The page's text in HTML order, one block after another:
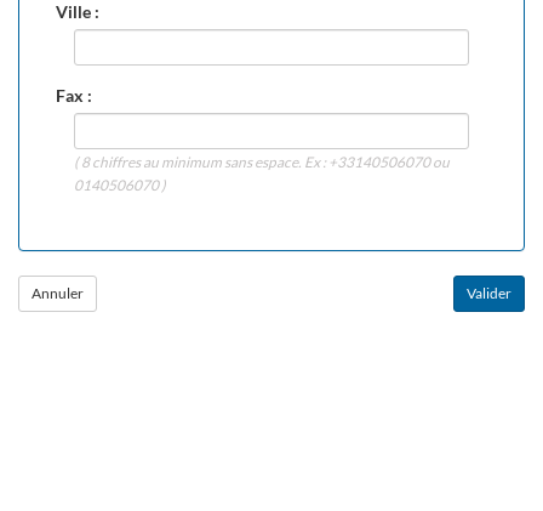
Ville :
Fax :
( 8 chiffres au minimum sans espace. Ex : +33140506070 ou
0140506070 )